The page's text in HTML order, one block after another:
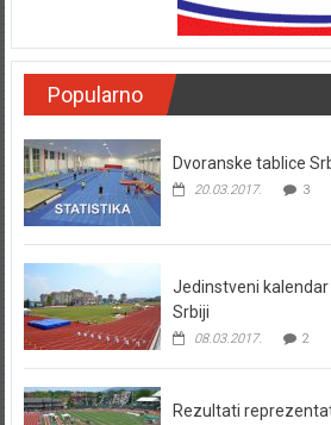
Popularno
Dvoranske tablice
20.03.2017. 3
Jedinstveni
Srbiji
08.03.2017. 2
Rezultati